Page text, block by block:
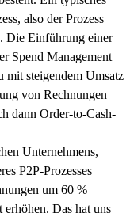
also der Prozess
Die Einführung einer
Spend Management
mit steigendem Umsatz
von Rechnungen
dann Order-to-Cash-
Unternehmens,
P2P-Prozesses
um 60 %
Das hat uns